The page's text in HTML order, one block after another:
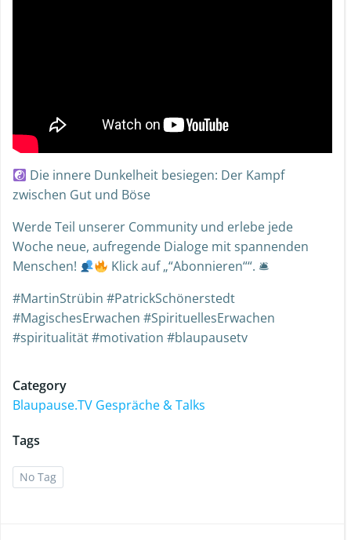
Die innere Dunkelheit besiegen: Der Kampf
zwischen Gut und Böse
Werde Teil unserer Community und erlebe jede
Woche neue, aufregende Dialoge mit spannenden
Menschen!
Klick auf „“Abonnieren““. 🛎
#MartinStrübin #PatrickSchönerstedt
#MagischesErwachen #SpirituellesErwachen
#spiritualität #motivation #blaupausetv
Category
Blaupause.TV Gespräche & Talks
Tags
No Tag